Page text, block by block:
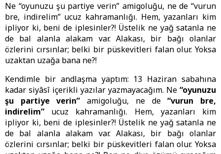
Ne “oyunuzu şu partiye verin” amigoluğu, ne de “vurun
bre, indirelim” ucuz kahramanlığı. Hem, yazanları kim
ipliyor ki, beni de iplesinler?! Üstelik ne yağ satanla ne
de bal alanla alakam var. Alakası, bir bağı olanlar
özlerini cırsınlar; belki bir püskevitleri falan olur. Yoksa
uzaktan uzağa bana ne?!
Kendimle bir andlaşma yaptım: 13 Haziran sabahına
kadar siyâsî içerikli yazılar yazmayacağım. Ne “oyunuzu
şu partiye verin” amigoluğu, ne de“vurun bre,
indirelim” ucuz kahramanlığı. Hem, yazanları kim
ipliyor ki, beni de iplesinler?! Üstelik ne yağ satanla ne
de bal alanla alakam var. Alakası, bir bağı olanlar
özlerini cırsınlar; belki bir püskevitleri falan olur. Yoksa